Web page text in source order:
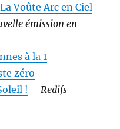
La Voûte Arc en Ciel
émission en
à la 1
zéro
! – Redifs